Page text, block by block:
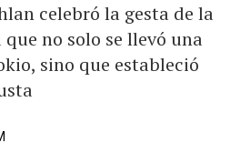
celebró la gesta de la
no solo se llevó una
sino que estableció